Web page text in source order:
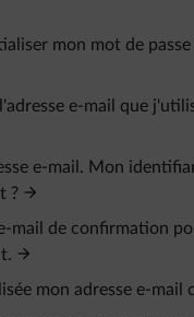
mon mot de
e-mail que
e-mail. Mon
?
de confirmation
mon adresse e-mail